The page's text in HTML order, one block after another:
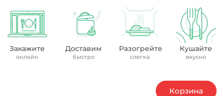
Закажите
онлайн
Доставим
быстро
Разогрейте
слегка
Кушайте
вкусно
Корзина